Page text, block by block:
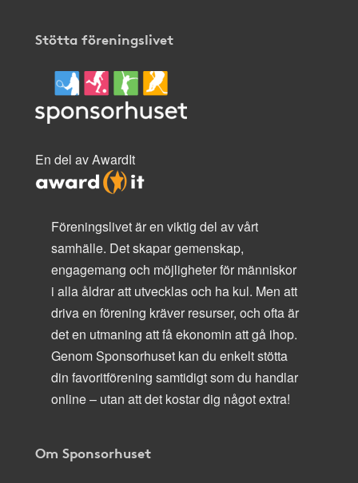
Stötta föreningslivet
En del av AwardIt
Föreningslivet är en viktig del av vårt
samhälle. Det skapar gemenskap,
engagemang och möjligheter för människor
i alla åldrar att utvecklas och ha kul. Men att
driva en förening kräver resurser, och ofta är
det en utmaning att få ekonomin att gå ihop.
Genom Sponsorhuset kan du enkelt stötta
din favoritförening samtidigt som du handlar
online – utan att det kostar dig något extra!
Om Sponsorhuset